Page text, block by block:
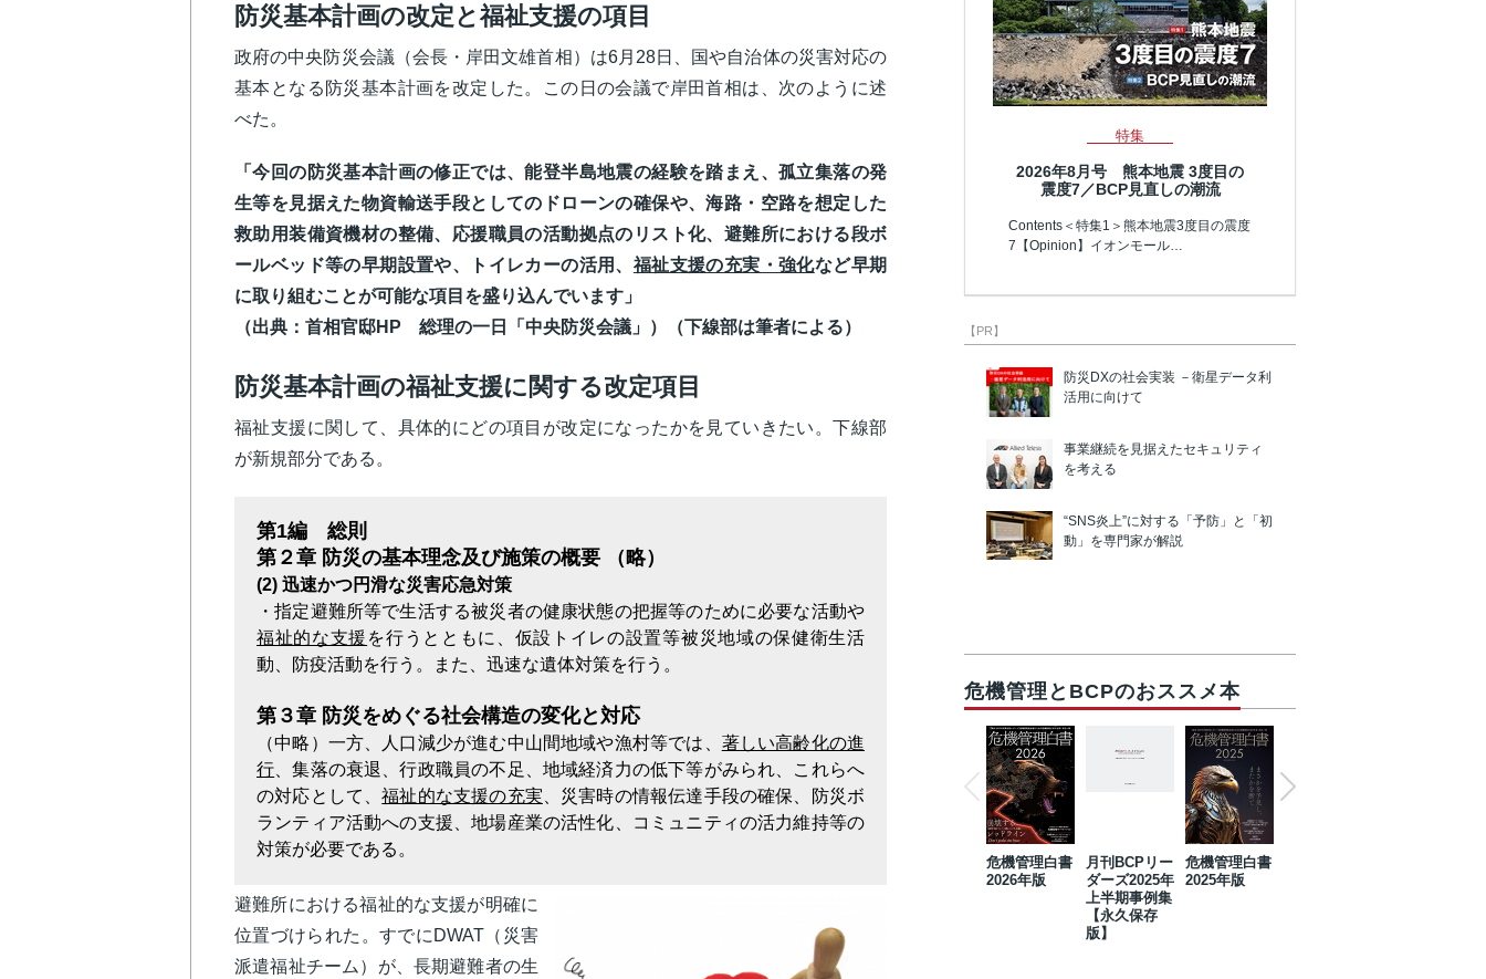
防災基本計画の改定と福祉支援の項目
政府の中央防災会議（会長・岸田文雄首相）は6月28日、国や自治体の災害対応の
基本となる防災基本計画を改定した。この日の会議で岸田首相は、次のように述
べた。
「今回の防災基本計画の修正では、能登半島地震の経験を踏まえ、孤立集落の発
生等を見据えた物資輸送手段としてのドローンの確保や、海路・空路を想定した
救助用装備資機材の整備、応援職員の活動拠点のリスト化、避難所における段ボ
ールベッド等の早期設置や、トイレカーの活用、 福祉支援の充実・強化など早期
に取り組むことが可能な項目を盛り込んでいます」
（出典：首相官邸HP 総理の一日「中央防災会議」）（下線部は筆者による）
防災基本計画の福祉支援に関する改定項目
福祉支援に関して、具体的にどの項目が改定になったかを見ていきたい。下線部
が新規部分である。
第1編 総則
第２章 防災の基本理念及び施策の概要 （略）
(2) 迅速かつ円滑な災害応急対策
・指定避難所等で生活する被災者の健康状態の把握等のために必要な活動や
福祉的な支援 を行うとともに、仮設トイレの設置等被災地域の保健衛生活
動、防疫活動を行う。また、迅速な遺体対策を行う。
第３章 防災をめぐる社会構造の変化と対応
（中略）一方、人口減少が進む中山間地域や漁村等では、 著しい高齢化の進
行 、集落の衰退、行政職員の不足、地域経済力の低下等がみられ、これらへ
の対応として、福祉的な支援の充実 、災害時の情報伝達手段の確保、防災ボ
ランティア活動への支援、地場産業の活性化、コミュニティの活力維持等の
対策が必要である。
避難所における福祉的な支援が明確に
位置づけられた。すでにDWAT（災害
派遣福祉チーム）が、長期避難者の生
特集
2026年8月号 熊本地震 3度目の
震度7／BCP見直しの潮流
Contents＜特集1＞熊本地震3度目の震度
7【Opinion】イオンモール…
【PR】
防災DXの社会実装 －衛星データ利
活用に向けて
事業継続を見据えたセキュリティ
を考える
“SNS炎上”に対する「予防」と「初
動」を専門家が解説
危機管理とBCPのおススメ本
危機管理白書
2026年版
月刊BCPリー
ダーズ2025年
上半期事例集
【永久保存
版】
危機管理白書
2025年版